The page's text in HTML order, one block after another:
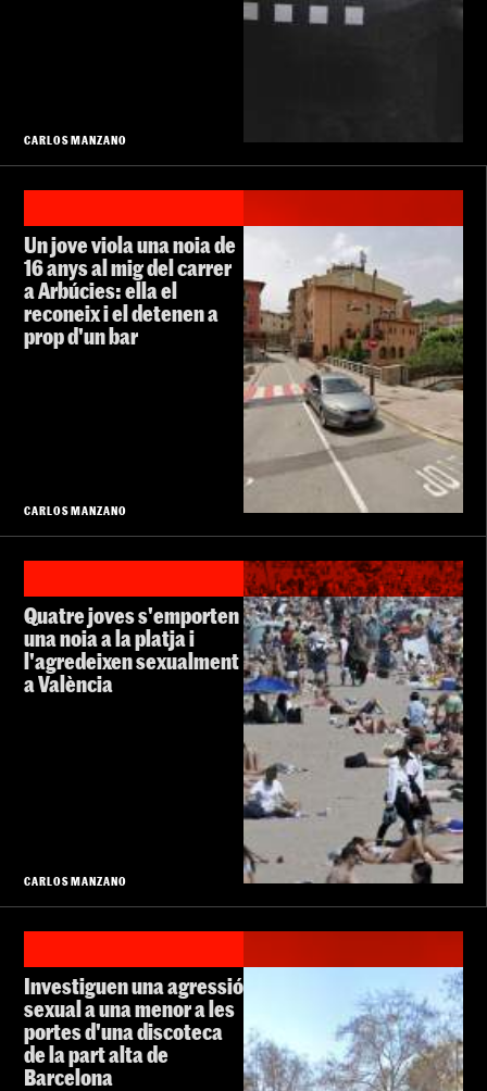
CARLOS MANZANO
Un jove viola una noia de
16 anys al mig del carrer
a Arbúcies: ella el
reconeix i el detenen a
prop d'un bar
CARLOS MANZANO
Quatre joves s'emporten
una noia a la platja i
l'agredeixen sexualment
a València
CARLOS MANZANO
Investiguen una agressió
sexual a una menor a les
portes d'una discoteca
de la part alta de
Barcelona